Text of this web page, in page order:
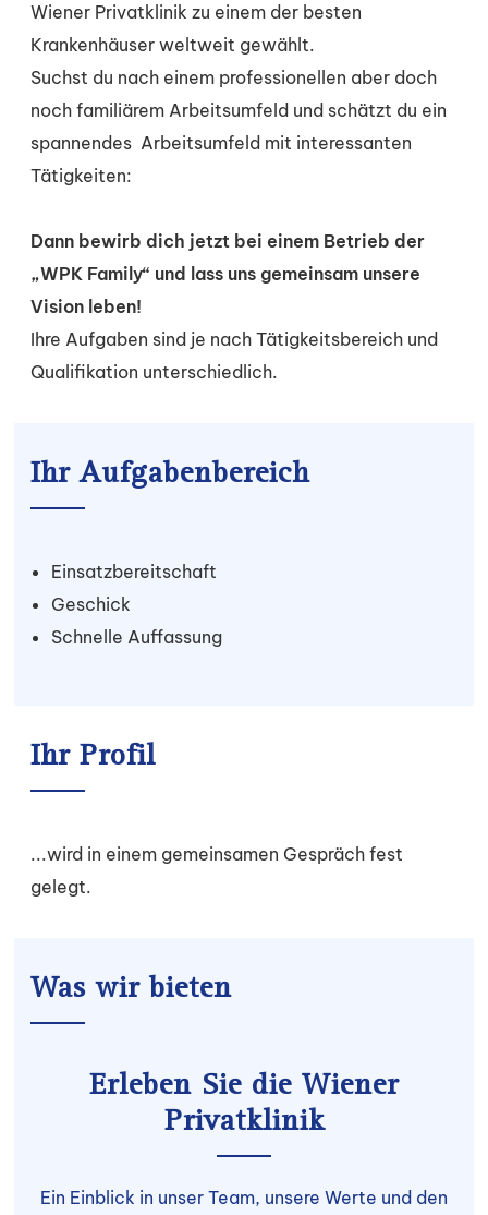
Wiener Privatklinik zu einem der besten
Krankenhäuser weltweit gewählt.
Suchst du nach einem professionellen aber doch
noch familiärem Arbeitsumfeld und schätzt du ein
spannendes Arbeitsumfeld mit interessanten
Tätigkeiten:
Dann bewirb dich jetzt bei einem Betrieb der
„WPK Family“ und lass uns gemeinsam unsere
Vision leben!
Ihre Aufgaben sind je nach Tätigkeitsbereich und
Qualifikation unterschiedlich.
Ihr Aufgabenbereich
Einsatzbereitschaft
Geschick
Schnelle Auffassung
Ihr Profil
...wird in einem gemeinsamen Gespräch fest
gelegt.
Was wir bieten
Erleben Sie die Wiener
Privatklinik
Ein Einblick in unser Team, unsere Werte und den